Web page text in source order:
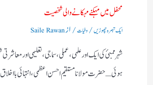
محفل میں مہکنے مہکانے والی شخصیت
ایک تبصرہ چھوڑیں/ وفیات/ ازSaile Rawan
شہر ممبئ کی ایک اور علمی، عملی، سماجی، تعلیمی اور
ہوئی ـ حضرت مولانا مستقیم احسن اعظمی، انتہائی